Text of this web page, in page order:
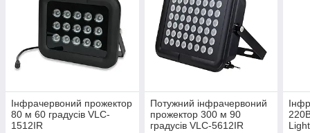
Інфрачервоний прожектор
80 м 60 градусів VLC-
1512IR
Потужний інфрачервоний
прожектор 300 м 90
градусів VLC-5612IR